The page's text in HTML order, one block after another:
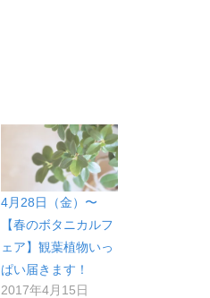
4月28日（金）〜
【春のボタニカルフ
ェア】観葉植物いっ
ぱい届きます！
2017年4月15日